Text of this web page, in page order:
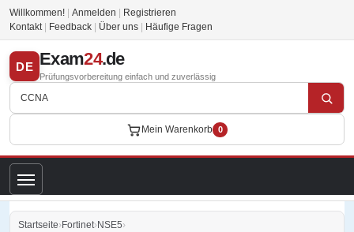
Willkommen! Anmelden
Registrieren
Kontakt
Feedback Über uns Häufige Fragen
DE Exam24.de
Prüfungsvorbereitung einfach und zuverlässig
Mein Warenkorb 0
Startseite›Fortinet›NSE5›